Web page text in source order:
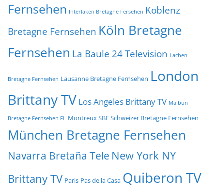
Fernsehen Interlaken Bretagne Fersehen Koblenz
Bretagne Fernsehen Köln Bretagne
Fernsehen La Baule 24 Television Lachen
Bretagne Fernsehen Lausanne Bretagne Fernsehen London
Brittany TV Los Angeles Brittany TV Malbun
Bretagne Fernsehen FL Montreux SBF Schweizer Bretagne Fernsehen
München Bretagne Fernsehen
Navarra Bretaña Tele New York NY
Brittany TV Paris Pas de la Casa Quiberon TV